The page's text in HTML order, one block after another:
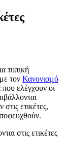
τυπική
τον Κανονισμό
ελέγχουν οι
ετικέτες,
στις ετικέτες